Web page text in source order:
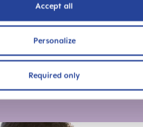
Accept all
Personalize
Required only
rapidamente con il
un bambino, scopri qual è il
incinta